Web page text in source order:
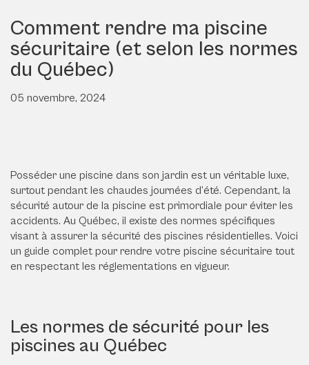
Comment rendre ma piscine
sécuritaire (et selon les normes
du Québec)
05 novembre, 2024
Posséder une piscine dans son jardin est un véritable luxe,
surtout pendant les chaudes journées d’été. Cependant, la
sécurité autour de la piscine est primordiale pour éviter les
accidents. Au Québec, il existe des normes spécifiques
visant à assurer la sécurité des piscines résidentielles. Voici
un guide complet pour rendre votre piscine sécuritaire tout
en respectant les réglementations en vigueur.
Les normes de sécurité pour les
piscines au Québec